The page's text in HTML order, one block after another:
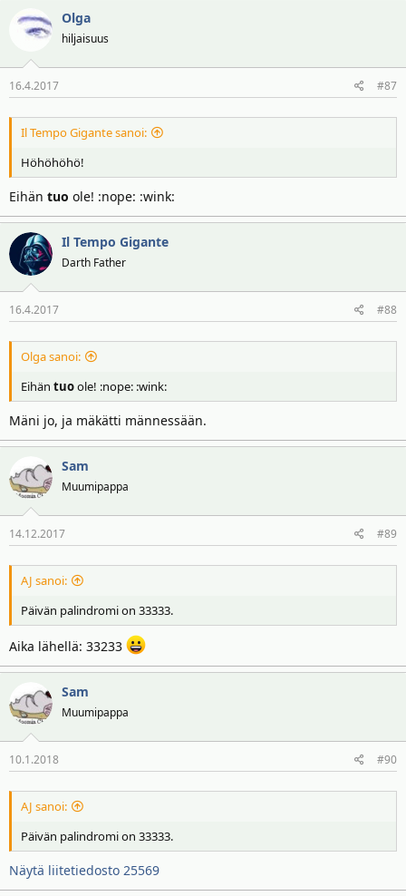
Olga
hiljaisuus
16.4.2017 #87
Il Tempo Gigante sanoi:
Höhöhöhö!
Eihän tuo ole! :nope: :wink:
Il Tempo Gigante
Darth Father
16.4.2017 #88
Olga sanoi:
Eihän tuoole! :nope: :wink:
Mäni jo, ja mäkätti männessään.
Sam
Muumipappa
14.12.2017 #89
AJ sanoi:
Päivän palindromi on 33333.
Aika lähellä: 33233
Sam
Muumipappa
10.1.2018 #90
AJ sanoi:
Päivän palindromi on 33333.
Näytä liitetiedosto 25569